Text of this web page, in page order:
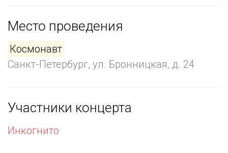
Место проведения
Космонавт
Санкт-Петербург, ул. Бронницкая, д. 24
Участники концерта
Инкогнито